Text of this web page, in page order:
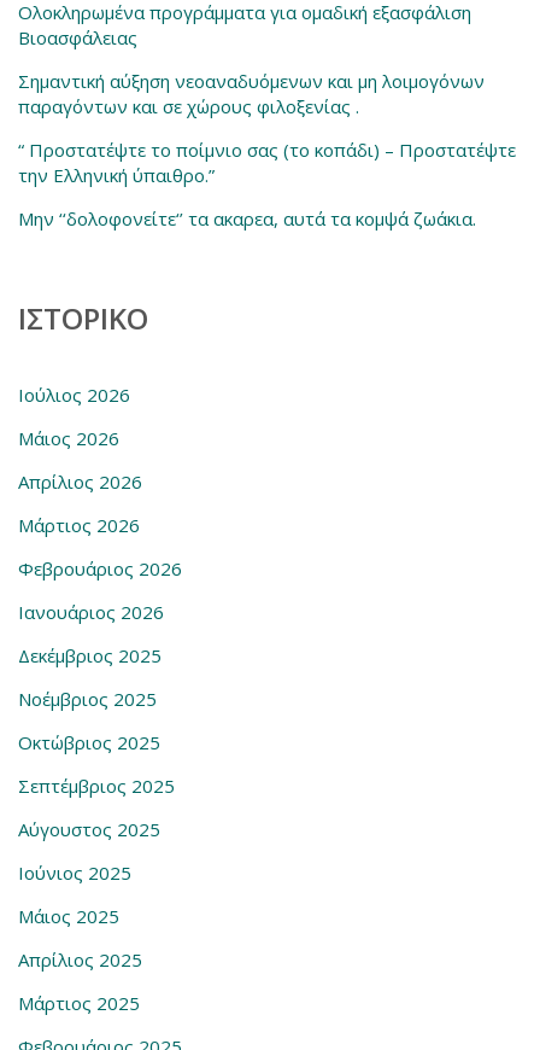
Ολοκληρωμένα προγράμματα για ομαδική εξασφάλιση
Βιοασφάλειας
Σημαντική αύξηση νεοαναδυόμενων και μη λοιμογόνων
παραγόντων και σε χώρους φιλοξενίας .
“ Προστατέψτε το ποίμνιο σας (το κοπάδι) – Προστατέψτε
την Ελληνική ύπαιθρο.”
Μην ‘‘δολοφονείτε‘’ τα ακαρεα, αυτά τα κομψά ζωάκια.
ΙΣΤΟΡΙΚΌ
Ιούλιος 2026
Μάιος 2026
Απρίλιος 2026
Μάρτιος 2026
Φεβρουάριος 2026
Ιανουάριος 2026
Δεκέμβριος 2025
Νοέμβριος 2025
Οκτώβριος 2025
Σεπτέμβριος 2025
Αύγουστος 2025
Ιούνιος 2025
Μάιος 2025
Απρίλιος 2025
Μάρτιος 2025